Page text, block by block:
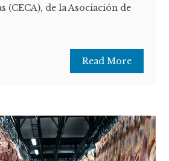
(CECA), de la Asociación de
Read More